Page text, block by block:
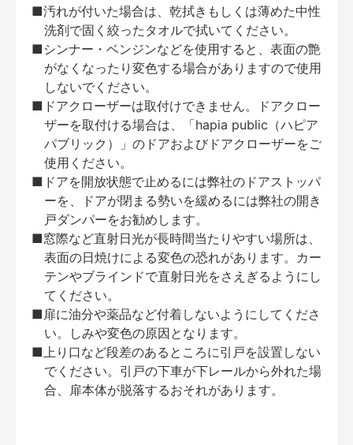
■汚れが付いた場合は、乾拭きもしくは薄めた中性
洗剤で固く絞ったタオルで拭いてください。
■シンナー・ベンジンなどを使用すると、表面の艶
がなくなったり変色する場合がありますので使用
しないでください。
■ドアクローザーは取付けできません。ドアクロー
ザーを取付ける場合は、「hapia public（ハピア
パブリック）」のドアおよびドアクローザーをご
使用ください。
■ドアを開放状態で止めるには弊社のドアストッパ
ーを、ドアが閉まる勢いを緩めるには弊社の開き
戸ダンパーをお勧めします。
■窓際など直射日光が長時間当たりやすい場所は、
表面の日焼けによる変色の恐れがあります。カー
テンやブラインドで直射日光をさえぎるようにし
てください。
■扉に油分や薬品など付着しないようにしてくださ
い。しみや変色の原因となります。
■上り口など段差のあるところに引戸を設置しない
でください。引戸の下車が下レールから外れた場
合、扉本体が脱落するおそれがあります。